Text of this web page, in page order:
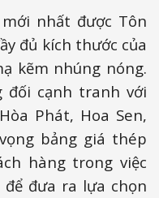
mới nhất được Tôn
đủ kích thước của
kẽm nhúng nóng.
đối cạnh tranh với
Phát, Hoa Sen,
bảng giá thép
hàng trong việc
đưa ra lựa chọn